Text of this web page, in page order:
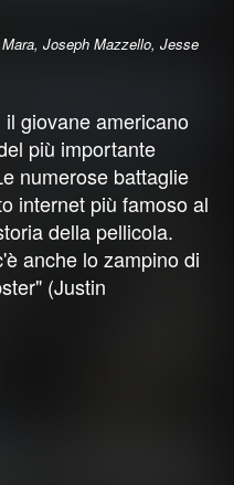
Joseph Mazzello, Jesse
giovane americano
più importante
numerose battaglie
internet più famoso al
della pellicola.
anche lo zampino di
(Justin